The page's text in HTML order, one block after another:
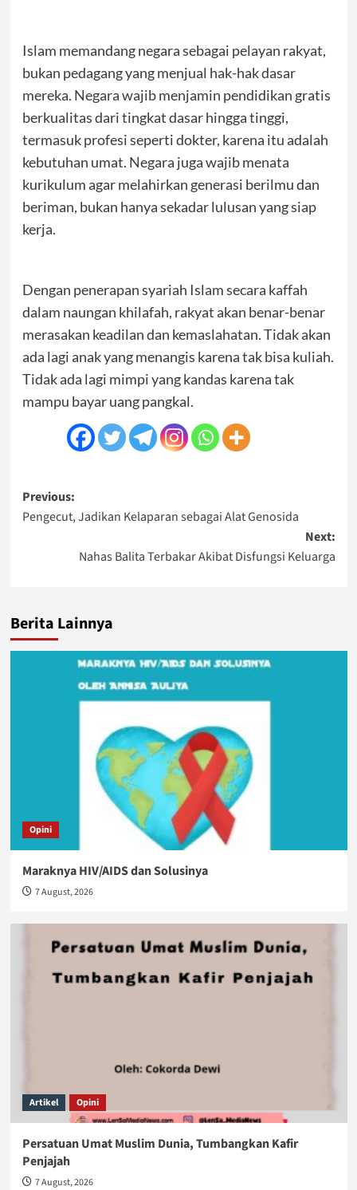
Islam memandang negara sebagai pelayan rakyat,
bukan pedagang yang menjual hak-hak dasar
mereka. Negara wajib menjamin pendidikan gratis
berkualitas dari tingkat dasar hingga tinggi,
termasuk profesi seperti dokter, karena itu adalah
kebutuhan umat. Negara juga wajib menata
kurikulum agar melahirkan generasi berilmu dan
beriman, bukan hanya sekadar lulusan yang siap
kerja.
Dengan penerapan syariah Islam secara kaffah
dalam naungan khilafah, rakyat akan benar-benar
merasakan keadilan dan kemaslahatan. Tidak akan
ada lagi anak yang menangis karena tak bisa kuliah.
Tidak ada lagi mimpi yang kandas karena tak
mampu bayar uang pangkal.
Post
navigation
Previous:
Pengecut, Jadikan Kelaparan sebagai Alat Genosida
Next:
Nahas Balita Terbakar Akibat Disfungsi Keluarga
Berita Lainnya
Opini
Maraknya HIV/AIDS dan Solusinya
7 August, 2026
Artikel Opini
Persatuan Umat Muslim Dunia, Tumbangkan Kafir
Penjajah
7 August, 2026